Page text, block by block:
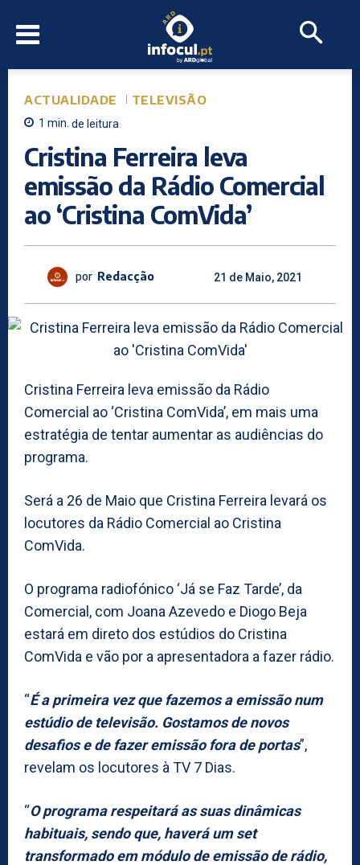
ACTUALIDADE TELEVISÃO
1 min. de leitura
Cristina Ferreira leva
emissão da Rádio Comercial
ao ‘Cristina ComVida’
por Redacção 21 de Maio, 2021
Cristina Ferreira leva emissão da Rádio
Comercial ao ‘Cristina ComVida’, em mais uma
estratégia de tentar aumentar as audiências do
programa.
Será a 26 de Maio que Cristina Ferreira levará os
locutores da Rádio Comercial ao Cristina
ComVida.
O programa radiofónico ‘Já se Faz Tarde’, da
Comercial, com Joana Azevedo e Diogo Beja
estará em direto dos estúdios do Cristina
ComVida e vão por a apresentadora a fazer rádio.
“É a primeira vez que fazemos a emissão num
estúdio de televisão. Gostamos de novos
desafios e de fazer emissão fora de portas”,
revelam os locutores à TV 7 Dias.
“O programa respeitará as suas dinâmicas
habituais, sendo que, haverá um set
transformado em módulo de emissão de rádio,